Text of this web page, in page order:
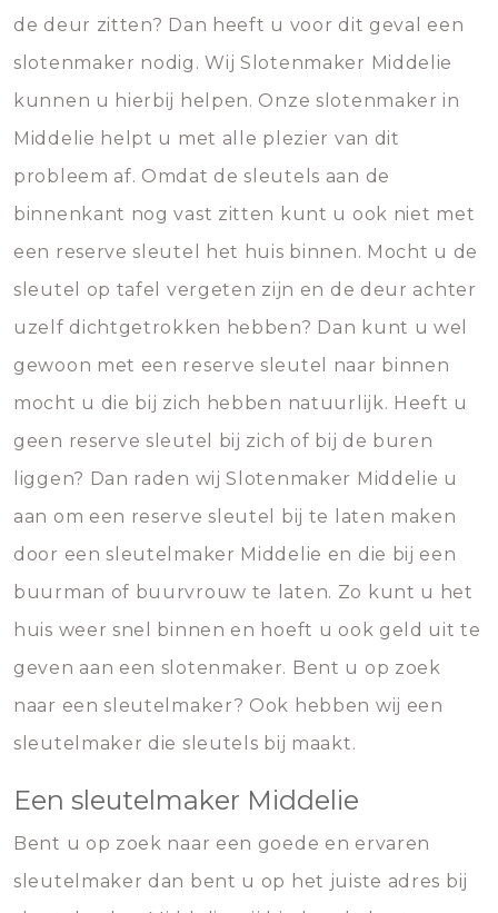
de deur zitten? Dan heeft u voor dit geval een
slotenmaker nodig. Wij Slotenmaker Middelie
kunnen u hierbij helpen. Onze slotenmaker in
Middelie helpt u met alle plezier van dit
probleem af. Omdat de sleutels aan de
binnenkant nog vast zitten kunt u ook niet met
een reserve sleutel het huis binnen. Mocht u de
sleutel op tafel vergeten zijn en de deur achter
uzelf dichtgetrokken hebben? Dan kunt u wel
gewoon met een reserve sleutel naar binnen
mocht u die bij zich hebben natuurlijk. Heeft u
geen reserve sleutel bij zich of bij de buren
liggen? Dan raden wij Slotenmaker Middelie u
aan om een reserve sleutel bij te laten maken
door een sleutelmaker Middelie en die bij een
buurman of buurvrouw te laten. Zo kunt u het
huis weer snel binnen en hoeft u ook geld uit te
geven aan een slotenmaker. Bent u op zoek
naar een sleutelmaker? Ook hebben wij een
sleutelmaker die sleutels bij maakt.
Een sleutelmaker Middelie
Bent u op zoek naar een goede en ervaren
sleutelmaker dan bent u op het juiste adres bij